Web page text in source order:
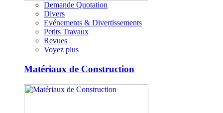
Demande Quotation
Divers
Evénements & Divertissements
Petits Travaux
Revues
Voyez plus
Matériaux de Construction